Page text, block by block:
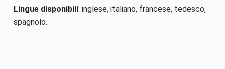
Lingue disponibili: inglese, italiano, francese, tedesco,
spagnolo.